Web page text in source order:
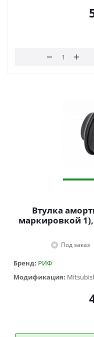
Втулка
маркировкой
Под заказ
Бренд: РИФ
Модификация: